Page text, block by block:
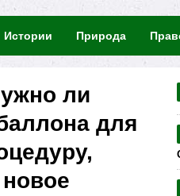
Истории Природа
ли
для